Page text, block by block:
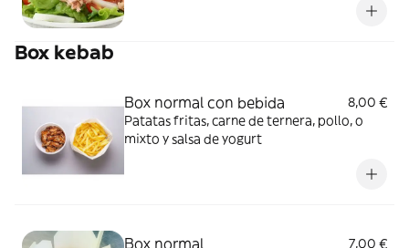
Box kebab
Box normal con bebida
8,00 €
Patatas fritas, carne de ternera, pollo, o
mixto y salsa de yogurt
Box normal
7,00 €